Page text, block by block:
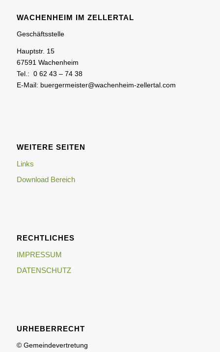
WACHENHEIM IM ZELLERTAL
Geschäftsstelle
Hauptstr. 15
67591 Wachenheim
Tel.: 0 62 43 – 74 38
E-Mail: buergermeister@wachenheim-zellertal.com
WEITERE SEITEN
Links
Download Bereich
RECHTLICHES
IMPRESSUM
DATENSCHUTZ
URHEBERRECHT
© Gemeindevertretung